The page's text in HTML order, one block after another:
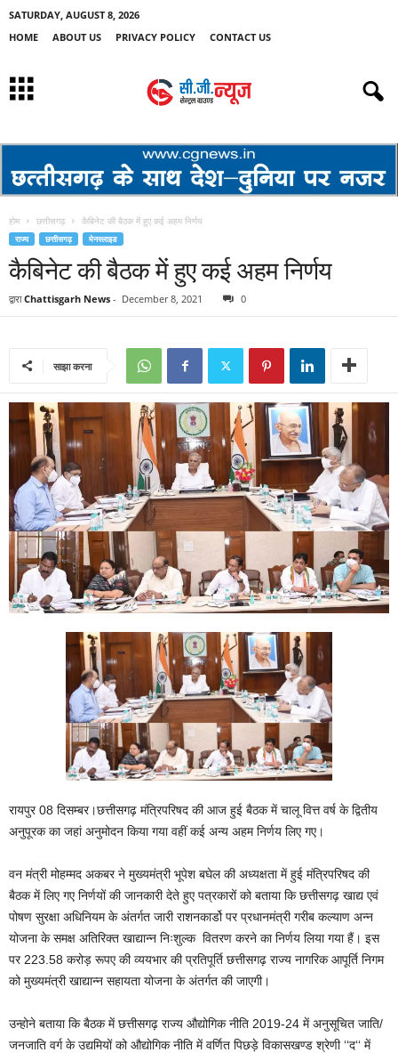
SATURDAY, AUGUST 8, 2026
HOME
ABOUT US PRIVACY POLICY CONTACT US
होम छत्तीसगढ़ कैबिनेट की बैठक में हुए कई अहम निर्णय
राज्य छत्तीसगढ़ मेनस्लाइड
कैबिनेट की बैठक में हुए कई अहम निर्णय
द्वारा Chattisgarh News - December 8, 2021 0
साझा करना
रायपुर 08 दिसम्बर।छत्तीसगढ़ मंत्रिपरिषद की आज हुई बैठक में चालू वित्त वर्ष के द्वितीय
अनुपूरक का जहां अनुमोदन किया गया वहीं कई अन्य अहम निर्णय लिए गए।
वन मंत्री मोहम्मद अकबर ने मुख्यमंत्री भूपेश बघेल की अध्यक्षता में हुई मंत्रिपरिषद की
बैठक में लिए गए निर्णयों की जानकारी देते हुए पत्रकारों को बताया कि छत्तीसगढ़ खाद्य एवं
पोषण सुरक्षा अधिनियम के अंतर्गत जारी राशनकार्डो पर प्रधानमंत्री गरीब कल्याण अन्न
योजना के समक्ष अतिरिक्त खाद्यान्न निःशुल्क वितरण करने का निर्णय लिया गया हैं। इस
पर 223.58 करोड़ रूपए की व्ययभार की प्रतिपूर्ति छत्तीसगढ़ राज्य नागरिक आपूर्ति निगम
को मुख्यमंत्री खाद्यान्न सहायता योजना के अंतर्गत की जाएगी।
उन्होने बताया कि बैठक में छत्तीसगढ़ राज्य औद्योगिक नीति 2019-24 में अनुसूचित जाति/
जनजाति वर्ग के उद्यमियों को औद्योगिक नीति में वर्णित पिछड़े विकासखण्ड श्रेणी ‘‘द‘‘ में